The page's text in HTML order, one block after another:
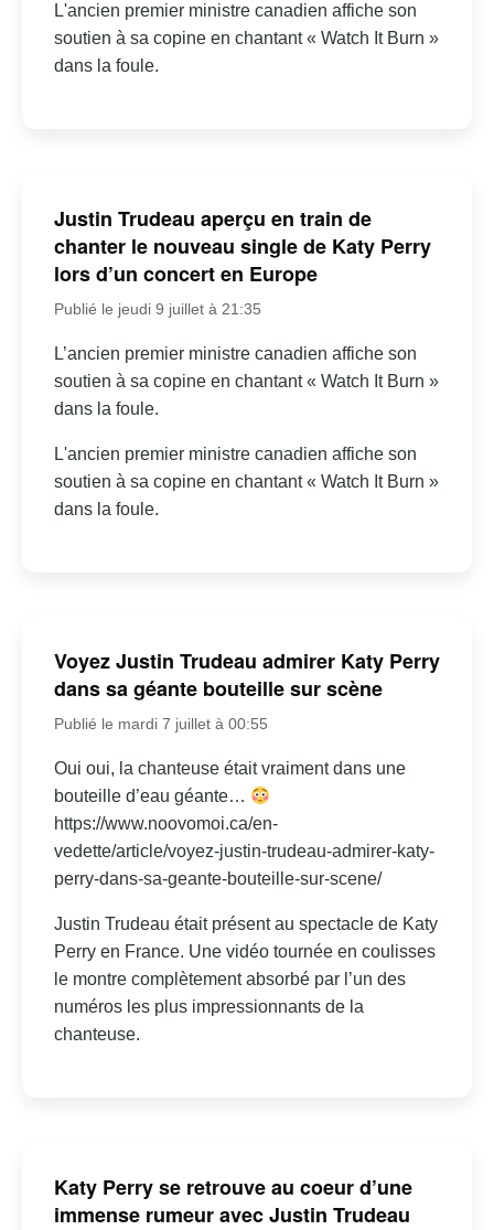
L'ancien premier ministre canadien affiche son
soutien à sa copine en chantant « Watch It Burn »
dans la foule.
Justin Trudeau aperçu en train de
chanter le nouveau single de Katy Perry
lors d’un concert en Europe
Publié le jeudi 9 juillet à 21:35
L’ancien premier ministre canadien affiche son
soutien à sa copine en chantant « Watch It Burn »
dans la foule.
L'ancien premier ministre canadien affiche son
soutien à sa copine en chantant « Watch It Burn »
dans la foule.
Voyez Justin Trudeau admirer Katy Perry
dans sa géante bouteille sur scène
Publié le mardi 7 juillet à 00:55
Oui oui, la chanteuse était vraiment dans une
bouteille d’eau géante…
https://www.noovomoi.ca/en-
vedette/article/voyez-justin-trudeau-admirer-katy-
perry-dans-sa-geante-bouteille-sur-scene/
Justin Trudeau était présent au spectacle de Katy
Perry en France. Une vidéo tournée en coulisses
le montre complètement absorbé par l’un des
numéros les plus impressionnants de la
chanteuse.
Katy Perry se retrouve au coeur d’une
immense rumeur avec Justin Trudeau